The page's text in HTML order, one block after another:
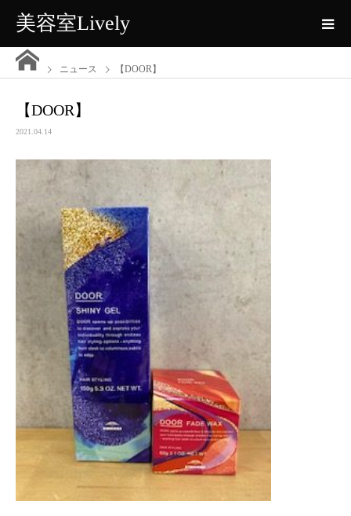
美容室Lively
ニュース 【DOOR】
【DOOR】
2021.04.14